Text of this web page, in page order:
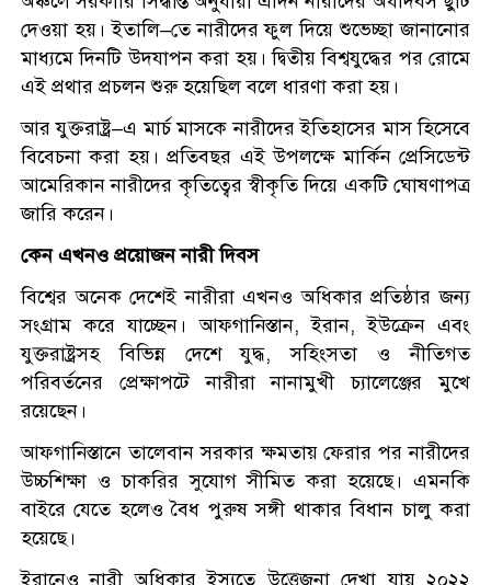
দেওয়া হয়। ইতালি–তে নারীদের ফুল দিয়ে শুভেচ্ছা জানানোর
মাধ্যমে দিনটি উদযাপন করা হয়। দ্বিতীয় বিশ্বযুদ্ধের পর রোমে
এই প্রথার প্রচলন শুরু হয়েছিল বলে ধারণা করা হয়।
আর যুক্তরাষ্ট্র–এ মার্চ মাসকে নারীদের ইতিহাসের মাস হিসেবে
বিবেচনা করা হয়। প্রতিবছর এই উপলক্ষে মার্কিন প্রেসিডেন্ট
আমেরিকান নারীদের কৃতিত্বের স্বীকৃতি দিয়ে একটি ঘোষণাপত্র
জারি করেন।
কেন এখনও প্রয়োজন নারী দিবস
বিশ্বের অনেক দেশেই নারীরা এখনও অধিকার প্রতিষ্ঠার জন্য
সংগ্রাম করে যাচ্ছেন। আফগানিস্তান, ইরান, ইউক্রেন এবং
যুক্তরাষ্ট্রসহ বিভিন্ন দেশে যুদ্ধ, সহিংসতা ও নীতিগত
পরিবর্তনের প্রেক্ষাপটে নারীরা নানামুখী চ্যালেঞ্জের মুখে
রয়েছেন।
আফগানিস্তানে তালেবান সরকার ক্ষমতায় ফেরার পর নারীদের
উচ্চশিক্ষা ও চাকরির সুযোগ সীমিত করা হয়েছে। এমনকি
বাইরে যেতে হলেও বৈধ পুরুষ সঙ্গী থাকার বিধান চালু করা
হয়েছে।
ইরানেও নারী অধিকার ইস্যুতে উত্তেজনা দেখা যায় ২০২২